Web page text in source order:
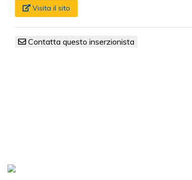
Visita il sito
Contatta questo inserzionista